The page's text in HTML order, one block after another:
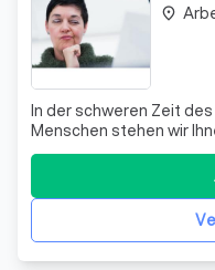
In der schweren Zeit
Menschen stehen wir
zur Seite. Wir
emotionalen Phase
seiner Seite zu haben.
Ihnen umfassende
place